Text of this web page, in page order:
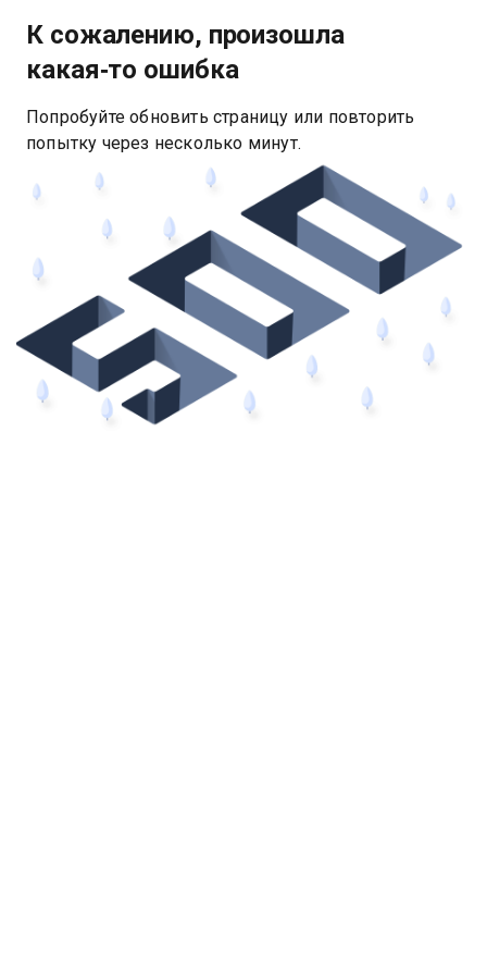
К сожалению, произошла
какая‑то ошибка
Попробуйте обновить страницу или повторить
попытку через несколько минут.